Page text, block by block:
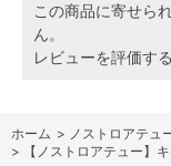
この商品に寄せら
ん。
レビューを評価す
ホーム > ノストロアテュ
>
【ノストロアテュー】